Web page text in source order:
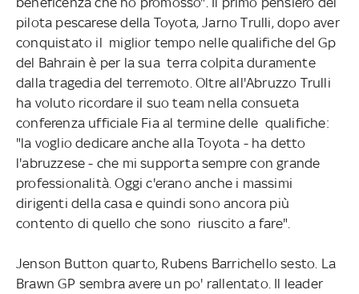
pilota pescarese della Toyota, Jarno Trulli, dopo aver
conquistato il miglior tempo nelle qualifiche del Gp
del Bahrain è per la sua terra colpita duramente
dalla tragedia del terremoto. Oltre all'Abruzzo Trulli
ha voluto ricordare il suo team nella consueta
conferenza ufficiale Fia al termine delle qualifiche:
"la voglio dedicare anche alla Toyota - ha detto
l'abruzzese - che mi supporta sempre con grande
professionalità. Oggi c'erano anche i massimi
dirigenti della casa e quindi sono ancora più
contento di quello che sono riuscito a fare".
Jenson Button quarto, Rubens Barrichello sesto. La
Brawn GP sembra avere un po' rallentato. Il leader